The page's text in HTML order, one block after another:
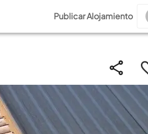
Publicar Alojamiento